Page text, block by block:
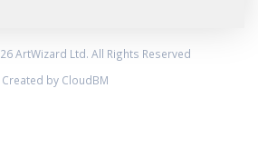
ArtWizard Ltd. All Rights Reserved
Created by CloudBM